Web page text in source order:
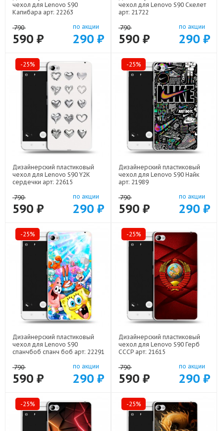
чехол для Lenovo S90
Капибара арт: 22263
790
590 ₽
по акции
290 ₽
чехол для Lenovo S90 Скелет
арт: 21722
790
590 ₽
по акции
290 ₽
-25%
Дизайнерский пластиковый
чехол для Lenovo S90 Y2K
сердечки арт: 22615
790
590 ₽
по акции
290 ₽
-25%
Дизайнерский пластиковый
чехол для Lenovo S90 Найк
арт: 21989
790
590 ₽
по акции
290 ₽
-25%
Дизайнерский пластиковый
чехол для Lenovo S90
спанчбоб спанч боб арт: 22291
790
590 ₽
по акции
290 ₽
-25%
Дизайнерский пластиковый
чехол для Lenovo S90 Герб
СССР арт: 21615
790
590 ₽
по акции
290 ₽
-25% -25%